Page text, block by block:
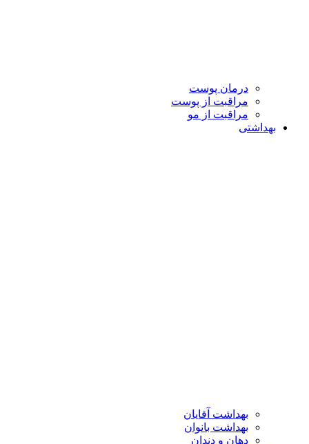
درمان پوست
مراقبت از پوست
مراقبت از مو
بهداشتی
بهداشت آقایان
بهداشت بانوان
دهان و دندان